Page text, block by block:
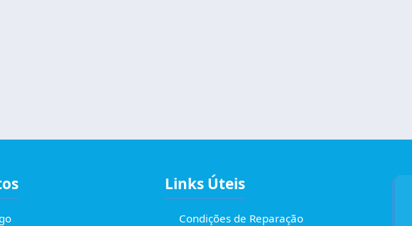
Links Úteis
Condições de Reparação